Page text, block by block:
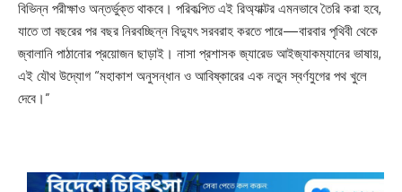
বিভিন্ন পরীক্ষাও অন্তর্ভুক্ত থাকবে। পরিকল্পিত এই রিঅ্যাক্টর এমনভাবে তৈরি করা হবে,
যাতে তা বছরের পর বছর নিরবচ্ছিন্ন বিদ্যুৎ সরবরাহ করতে পারে—বারবার পৃথিবী থেকে
জ্বালানি পাঠানোর প্রয়োজন ছাড়াই। নাসা প্রশাসক জ্যারেড আইজ্যাকম্যানের ভাষায়,
এই যৌথ উদ্যোগ “মহাকাশ অনুসন্ধান ও আবিষ্কারের এক নতুন স্বর্ণযুগের পথ খুলে
দেবে।”